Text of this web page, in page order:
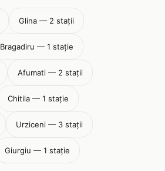
Glina — 2 stații
Bragadiru — 1 stație
Afumati — 2 stații
Chitila — 1 stație
Urziceni — 3 stații
Giurgiu — 1 stație